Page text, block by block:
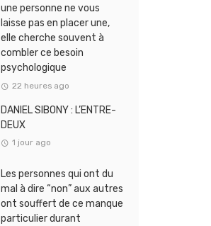
une personne ne vous
laisse pas en placer une,
elle cherche souvent à
combler ce besoin
psychologique
22 heures ago
DANIEL SIBONY : L’ENTRE-
DEUX
1 jour ago
Les personnes qui ont du
mal à dire “non” aux autres
ont souffert de ce manque
particulier durant